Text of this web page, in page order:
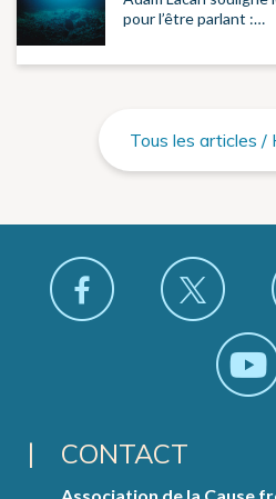
pour l’être parlant :…
Tous les articles /
CONTACT